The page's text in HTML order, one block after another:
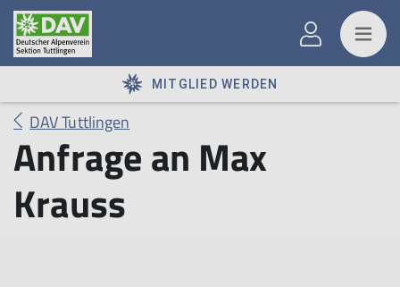
MITGLIED WERDEN
DAV Tuttlingen
Anfrage an Max
Krauss